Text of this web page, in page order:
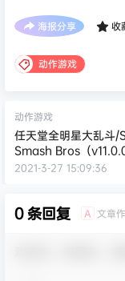
海报分享 收
动作游戏
动作游戏
任天堂全明星大乱斗/
Smash Bros（v11.0.0
2021-3-27 15:09:36
0 条回复 A 文章